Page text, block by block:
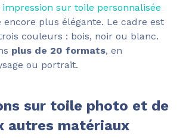
impression sur toile personnalisée
plus élégante. Le cadre est
couleurs : bois, noir ou blanc.
plus de 20 formats, en
ou portrait.
sur toile photo et de
autres matériaux